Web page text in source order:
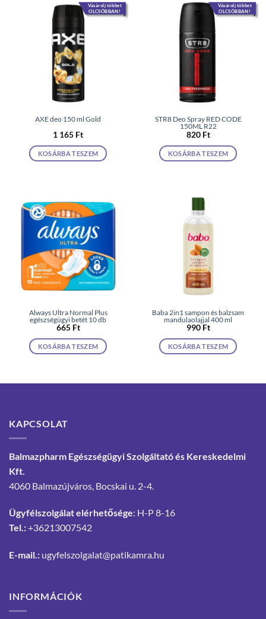
Vásárolj többet
OLCSÓBBAN!
AXE deo 150 ml Gold
1 165 Ft
KOSÁRBA TESZEM
Vásárolj többet
OLCSÓBBAN!
STR8 Deo Spray RED CODE
150ML R22
820 Ft
KOSÁRBA TESZEM
Always Ultra Normal Plus
egészségügyi betét 10 db
665 Ft
KOSÁRBA TESZEM
Baba 2in1 sampon és balzsam
mandulaolajjal 400 ml
990 Ft
KOSÁRBA TESZEM
KAPCSOLAT
Balmazpharm Egészségügyi Szolgáltató és Kereskedelmi
Kft.
4060 Balmazújváros, Bocskai u. 2-4.
Ügyfélszolgálat elérhetősége: H-P 8-16
Tel.:+36213007542
E-mail.: ugyfelszolgalat@patikamra.hu
INFORMÁCIÓK